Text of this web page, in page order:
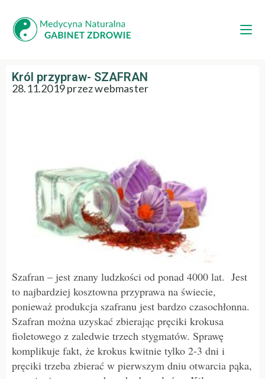
Król przypraw- SZAFRAN
28.11.2019 przez webmaster
Szafran – jest znany ludzkości od ponad 4000 lat. Jest
to najbardziej kosztowna przyprawa na świecie,
ponieważ produkcja szafranu jest bardzo czasochłonna.
Szafran można uzyskać zbierając pręciki krokusa
fioletowego z zaledwie trzech stygmatów. Sprawę
komplikuje fakt, że krokus kwitnie tylko 2-3 dni i
pręciki trzeba zbierać w pierwszym dniu otwarcia pąka,